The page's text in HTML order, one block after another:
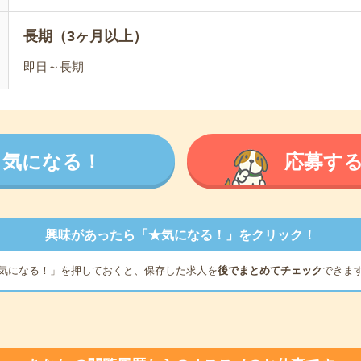
長期（3ヶ月以上）
即日～長期
気になる！ 応募す
興味があったら「★気になる！」をクリック！
になる！」を押しておくと、保存した求人を後でまとめてチェックできま